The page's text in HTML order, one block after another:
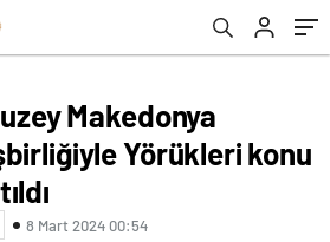
Makedonya
Yörükleri konu
8 Mart 2024 00:54